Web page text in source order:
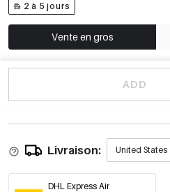
2 à 5 jours
Vente en gros
ADD
Livraison: United States
DHL Express Air